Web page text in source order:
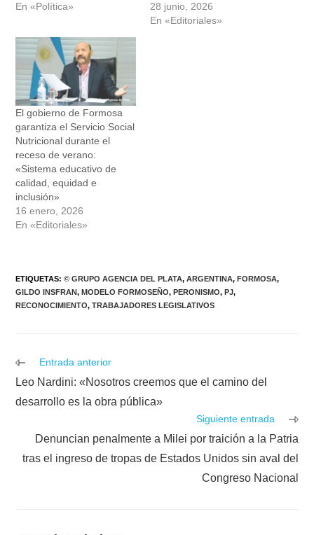
En «Política»
28 junio, 2026
En «Editoriales»
El gobierno de Formosa
garantiza el Servicio Social
Nutricional durante el
receso de verano:
«Sistema educativo de
calidad, equidad e
inclusión»
16 enero, 2026
En «Editoriales»
ETIQUETAS:© GRUPO AGENCIA DEL PLATA, ARGENTINA, FORMOSA,
GILDO INSFRAN, MODELO FORMOSEÑO, PERONISMO, PJ,
RECONOCIMIENTO, TRABAJADORES LEGISLATIVOS
Leer
artículos
Entrada anterior
Leo Nardini: «Nosotros creemos que el camino del
desarrollo es la obra pública»
Siguiente entrada
Denuncian penalmente a Milei por traición a la Patria
tras el ingreso de tropas de Estados Unidos sin aval del
Congreso Nacional